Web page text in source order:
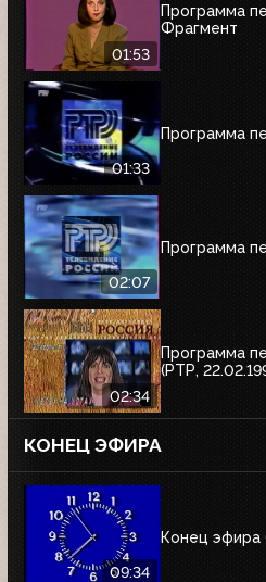
01:53
Программа
Фрагмент
01:33
Программа
02:07
Программа
02:34
Программа
(РТР,
КОНЕЦ ЭФИРА
09:34
Конец эфира